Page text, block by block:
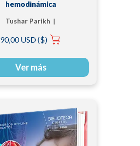
hemodinámica
Tushar Parikh |
Sundaram
90,00 USD ($)
Ver más